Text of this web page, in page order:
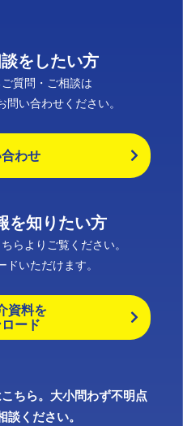
をしたい方
質問・ご相談は
い合わせください。
わせ
を知りたい方
らよりご覧ください。
いただけます。
資料を
ード
ちら。大小問わず不明点
談ください。